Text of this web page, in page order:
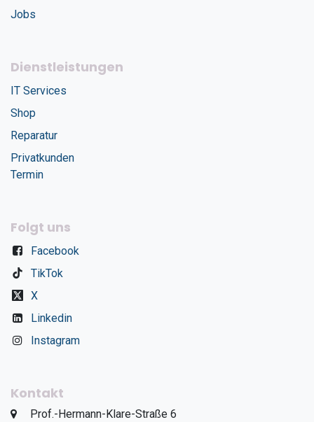
Jobs
Dienstleistungen
IT Services
Shop
Reparatur
Privatkunden
Termin
Folgt uns
Facebook
TikTok
X
Linkedin
Instagram
Kontakt
​Prof.-Hermann-Klare-Straße 6